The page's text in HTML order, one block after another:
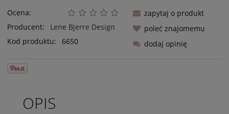
Ocena:
Producent:
Lene Bjerre Design
Kod produktu:
6650
zapytaj o produkt
poleć znajomemu
dodaj opinię
OPIS